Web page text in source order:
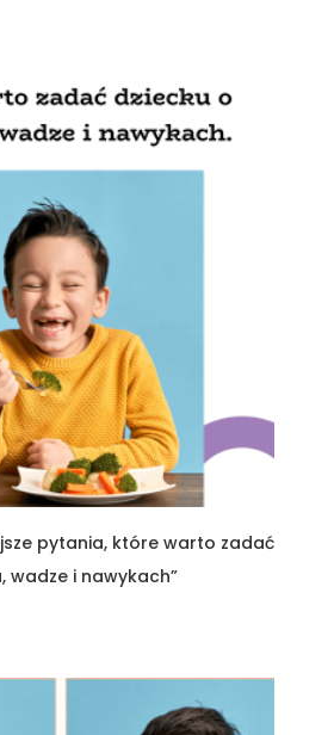
pytania, które warto zadać
wadze i nawykach”